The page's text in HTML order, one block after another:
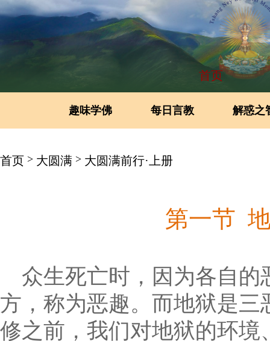
首页
趣味学佛 每日言教 解惑之
首页 > 大圆满 > 大圆满前行·上册
第一节
众生死亡时，因为各自
方，称为恶趣。而地狱是
修之前，我们对地狱的环